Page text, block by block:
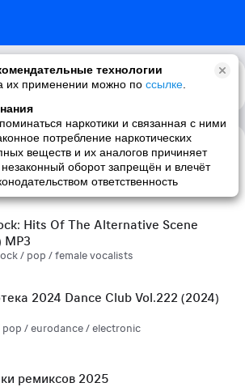
технологии
их применении можно по ссылке
наркотики и связанная с ними
потребление наркотических
веществ и их аналогов причиняет
оборот запрещён и влечёт
ответственность
'90s (2024) MP3
pop / russian / '90s
Hits Of The Alternative Scene
MP3
/ pop / female vocalists
2024 Dance Club Vol.222 (2024)
pop / eurodance / electronic
ремиксов 2025